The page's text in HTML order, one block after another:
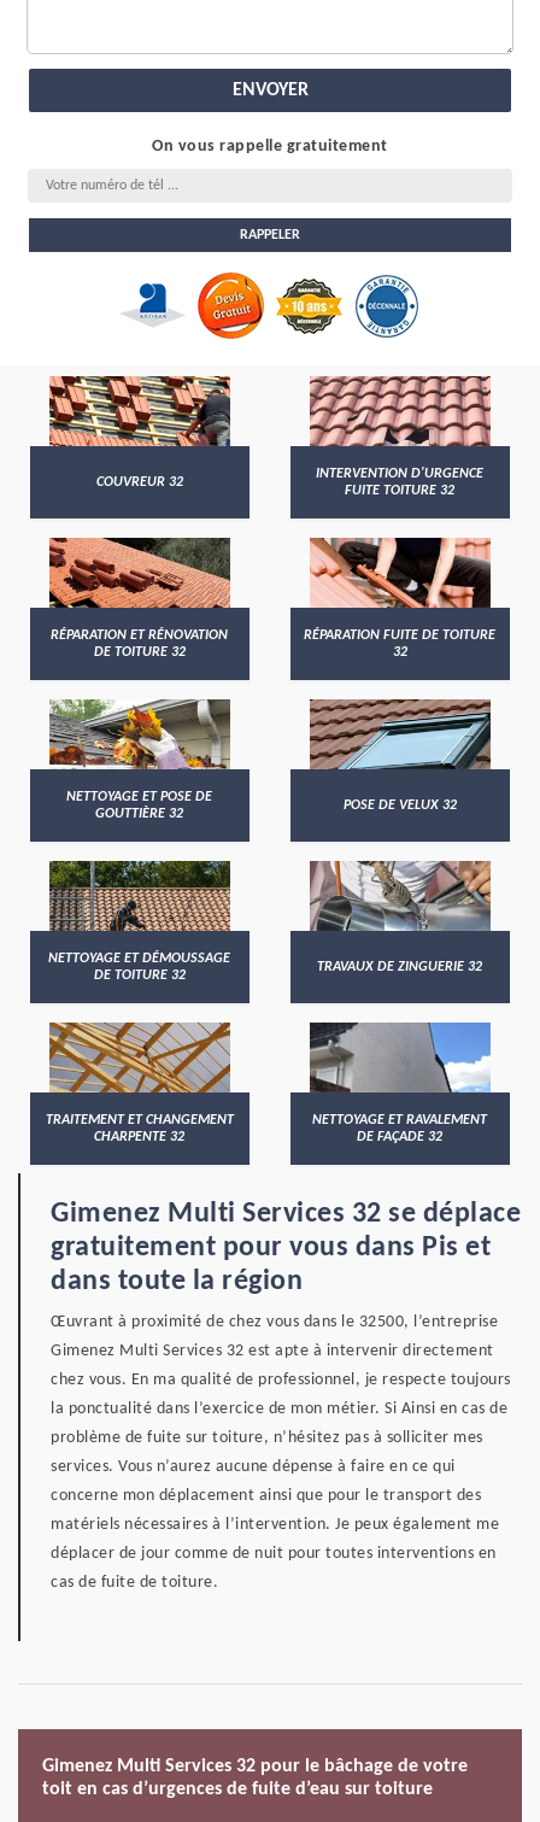
On vous rappelle gratuitement
COUVREUR 32
INTERVENTION D'URGENCE
FUITE TOITURE 32
RÉPARATION ET RÉNOVATION
DE TOITURE 32
RÉPARATION FUITE DE TOITURE
32
NETTOYAGE ET POSE DE
GOUTTIÈRE 32
POSE DE VELUX 32
NETTOYAGE ET DÉMOUSSAGE
DE TOITURE 32
TRAVAUX DE ZINGUERIE 32
TRAITEMENT ET CHANGEMENT
CHARPENTE 32
NETTOYAGE ET RAVALEMENT
DE FAÇADE 32
Gimenez Multi Services 32 se déplace
gratuitement pour vous dans Pis et
dans toute la région
Œuvrant à proximité de chez vous dans le 32500, l’entreprise
Gimenez Multi Services 32 est apte à intervenir directement
chez vous. En ma qualité de professionnel, je respecte toujours
la ponctualité dans l’exercice de mon métier. Si Ainsi en cas de
problème de fuite sur toiture, n’hésitez pas à solliciter mes
services. Vous n’aurez aucune dépense à faire en ce qui
concerne mon déplacement ainsi que pour le transport des
matériels nécessaires à l’intervention. Je peux également me
déplacer de jour comme de nuit pour toutes interventions en
cas de fuite de toiture.
Gimenez Multi Services 32 pour le bâchage de votre
toit en cas d’urgences de fuite d’eau sur toiture